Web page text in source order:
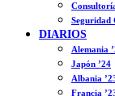
Seguridad
DIARIOS
Alemania
Japón ’24
Albania
Francia